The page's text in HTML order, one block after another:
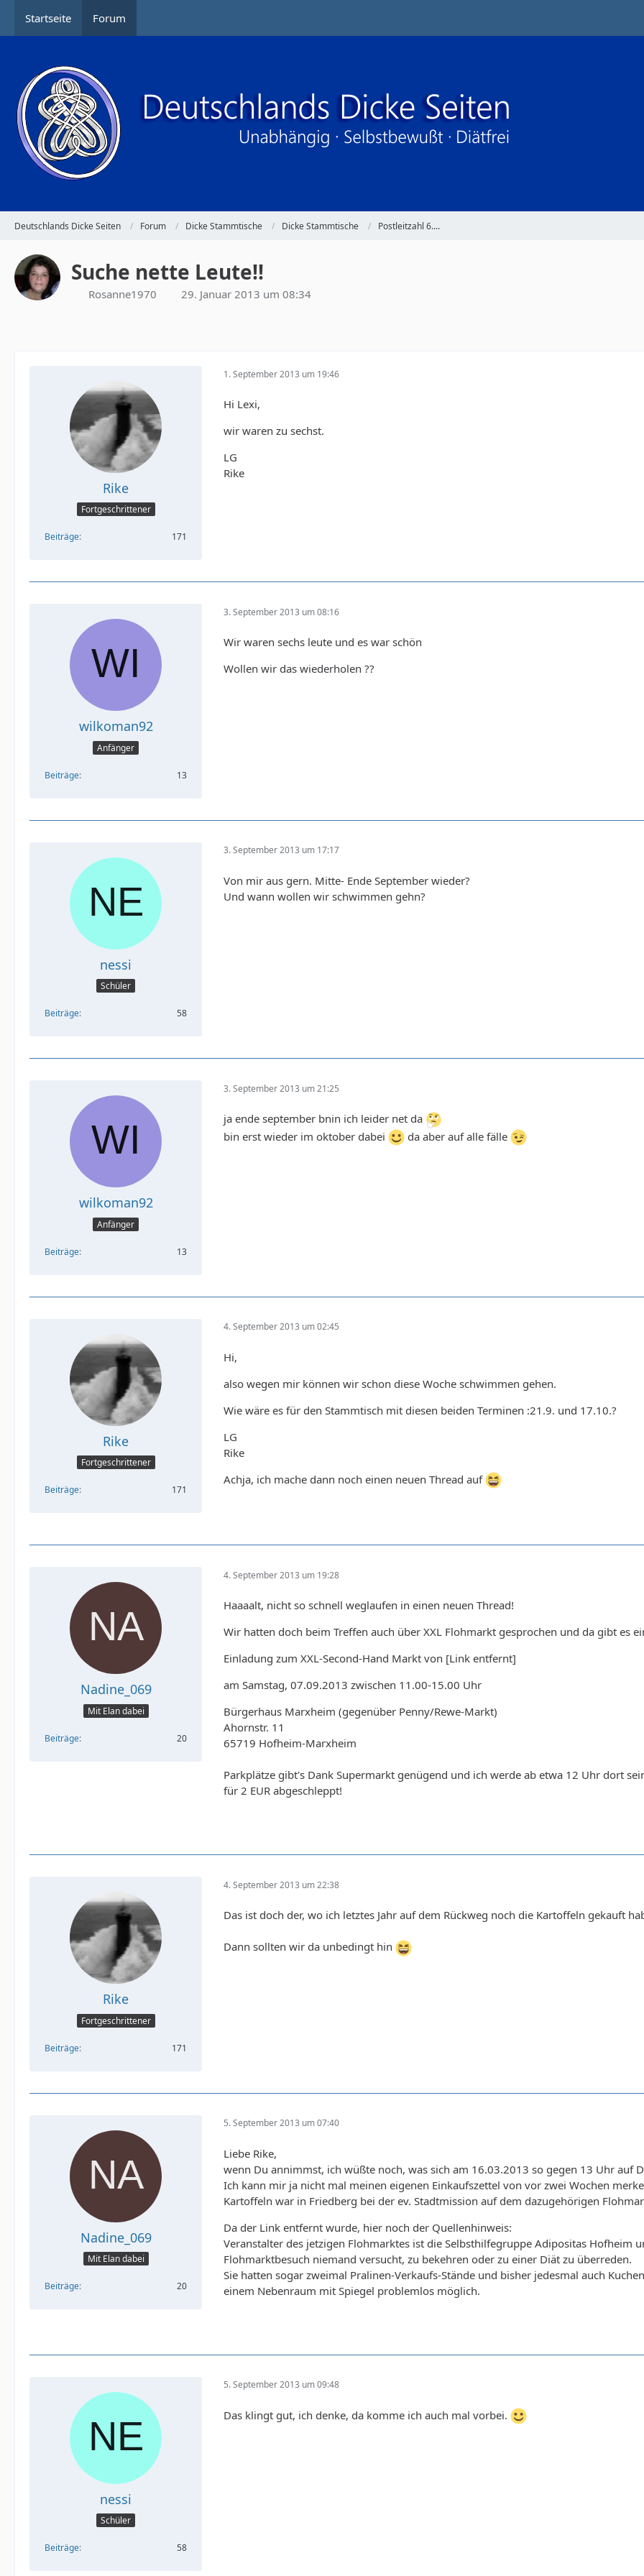
Startseite Forum
Deutschlands Dicke Seiten Forum Dicke Stammtische Dicke Stammtische Postleitzahl 6....
Suche nette Leute!!
Rosanne1970 29. Januar 2013 um 08:34
Rike
Fortgeschrittener
Beiträge 171
1. September 2013 um 19:46
Hi Lexi,
wir waren zu sechst.
LG
Rike
wilkoman92
Anfänger
Beiträge 13
3. September 2013 um 08:16
Wir waren sechs leute und es war schön
Wollen wir das wiederholen ??
nessi
Schüler
Beiträge 58
3. September 2013 um 17:17
Von mir aus gern. Mitte- Ende September wieder?
Und wann wollen wir schwimmen gehn?
wilkoman92
Anfänger
Beiträge 13
3. September 2013 um 21:25
ja ende september bnin ich leider net da
bin erst wieder im oktober dabei
da aber auf alle fälle
Rike
Fortgeschrittener
Beiträge 171
4. September 2013 um 02:45
Hi,
also wegen mir können wir schon diese Woche schwimmen gehen.
Wie wäre es für den Stammtisch mit diesen beiden Terminen :21.9. und 17.10.?
LG
Rike
Achja, ich mache dann noch einen neuen Thread auf
Nadine_069
Mit Elan dabei
Beiträge 20
4. September 2013 um 19:28
Haaaalt, nicht so schnell weglaufen in einen neuen Thread!
Wir hatten doch beim Treffen auch über XXL Flohmarkt gesprochen und da gibt es
Einladung zum XXL-Second-Hand Markt von [Link entfernt]
am Samstag, 07.09.2013 zwischen 11.00-15.00 Uhr
Bürgerhaus Marxheim (gegenüber Penny/Rewe-Markt)
Ahornstr. 11
65719 Hofheim-Marxheim
Parkplätze gibt's Dank Supermarkt genügend und ich werde ab etwa 12 Uhr dort
für 2 EUR abgeschleppt!
Rike
Fortgeschrittener
Beiträge 171
4. September 2013 um 22:38
Das ist doch der, wo ich letztes Jahr auf dem Rückweg noch die Kartoffeln gekauft
Dann sollten wir da unbedingt hin
Nadine_069
Mit Elan dabei
Beiträge 20
5. September 2013 um 07:40
Liebe Rike,
wenn Du annimmst, ich wüßte noch, was sich am 16.03.2013 so gegen 13 Uhr auf
Ich kann mir ja nicht mal meinen eigenen Einkaufszettel von vor zwei Wochen
Kartoffeln war in Friedberg bei der ev. Stadtmission auf dem dazugehörigen
Da der Link entfernt wurde, hier noch der Quellenhinweis:
Veranstalter des jetzigen Flohmarktes ist die Selbsthilfegruppe Adipositas Hofheim
Flohmarktbesuch niemand versucht, zu bekehren oder zu einer Diät zu überreden.
Sie hatten sogar zweimal Pralinen-Verkaufs-Stände und bisher jedesmal auch
einem Nebenraum mit Spiegel problemlos möglich.
nessi
Schüler
Beiträge 58
5. September 2013 um 09:48
Das klingt gut, ich denke, da komme ich auch mal vorbei.